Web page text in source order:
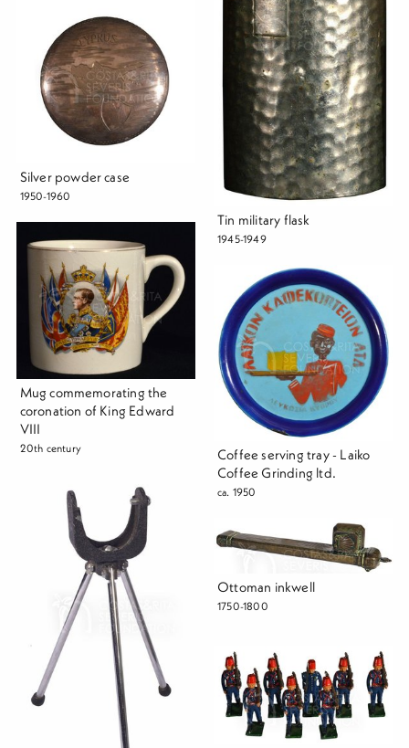
Tin military flask
1945-1949
Silver powder case
1950-1960
Mug commemorating the
coronation of King Edward
VIII
20th century
Coffee serving tray - Laiko
Coffee Grinding ltd.
ca. 1950
Ottoman inkwell
1750-1800